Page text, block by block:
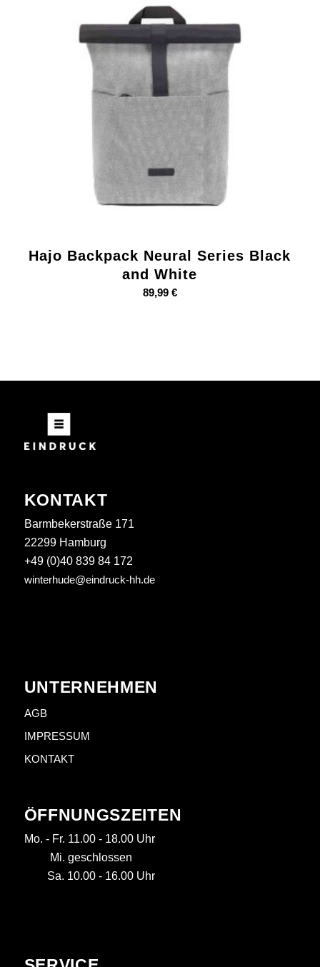
Hajo Backpack Neural Series Black
and White
89,99 €
KONTAKT
Barmbekerstraße 171
22299 Hamburg
+49 (0)40 839 84 172
winterhude@eindruck-hh.de
UNTERNEHMEN
AGB
IMPRESSUM
KONTAKT
ÖFFNUNGSZEITEN
Mo. - Fr. 11.00 - 18.00 Uhr
Mi. geschlossen
Sa. 10.00 - 16.00 Uhr